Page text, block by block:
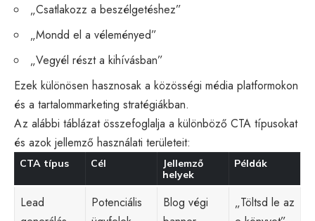
„Csatlakozz a beszélgetéshez”
„Mondd el a véleményed”
„Vegyél részt a kihívásban”
Ezek különösen hasznosak a közösségi média platformokon
és a tartalommarketing stratégiákban.
Az alábbi táblázat összefoglalja a különböző CTA típusokat
és azok jellemző használati területeit:
CTA típus Cél
Jellemző
helyek
Példák
Lead
Potenciális
Blog végi
„Töltsd le az